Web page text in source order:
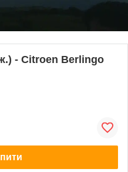
- Citroen Berlingo